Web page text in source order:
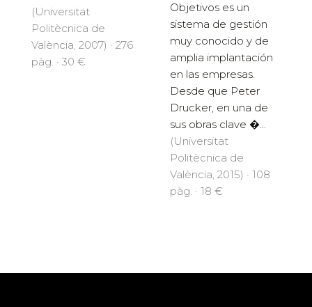
(Universitat
Politècnica de
València, 2007) · 276
pàg. · 30 €
Objetivos es un
sistema de gestión
muy conocido y de
amplia implantación
en las empresas.
Desde que Peter
Drucker, en una de
sus obras clave �...
(Universitat
Politècnica de
València, 2015) · 108
pàg. · 18 €